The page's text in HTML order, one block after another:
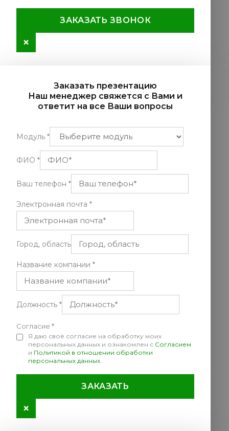
ЗАКАЗАТЬ ЗВОНОК
×
Заказать презентацию
Наш менеджер свяжется с Вами и
ответит на все Ваши вопросы
Модуль *
ФИО *
Ваш телефон *
Электронная почта *
Город, область
Название компании *
Должность *
Согласие *
Я даю своё согласие на обработку моих
персональных данных и ознакомлен с Согласием
и Политикой в отношении обработки
персональных данных
ЗАКАЗАТЬ
×